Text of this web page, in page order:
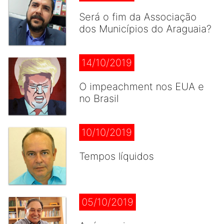
Será o fim da Associação
dos Municípios do Araguaia?
14/10/2019
O impeachment nos EUA e
no Brasil
10/10/2019
Tempos líquidos
05/10/2019